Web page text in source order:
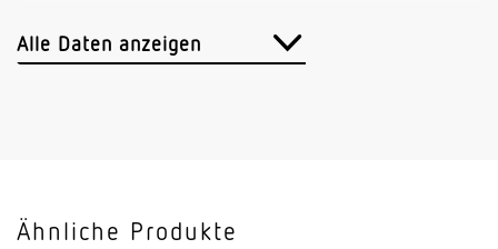
124 x 78 mm
Alle Daten anzeigen
Ähnliche Produkte